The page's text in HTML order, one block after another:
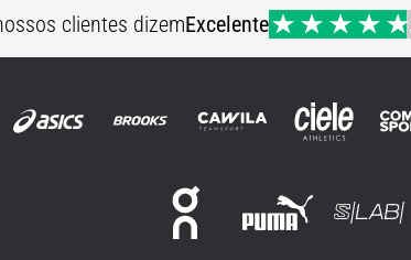
clientes dizemExcelente